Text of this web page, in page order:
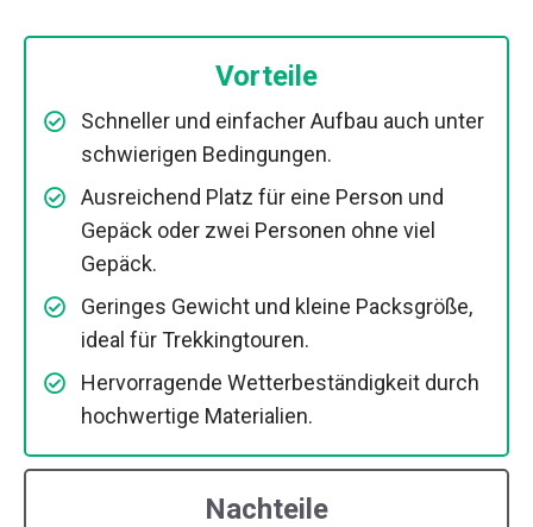
Vorteile
Schneller und einfacher Aufbau auch unter
schwierigen Bedingungen.
Ausreichend Platz für eine Person und
Gepäck oder zwei Personen ohne viel
Gepäck.
Geringes Gewicht und kleine Packsgröße,
ideal für Trekkingtouren.
Hervorragende Wetterbeständigkeit durch
hochwertige Materialien.
Nachteile